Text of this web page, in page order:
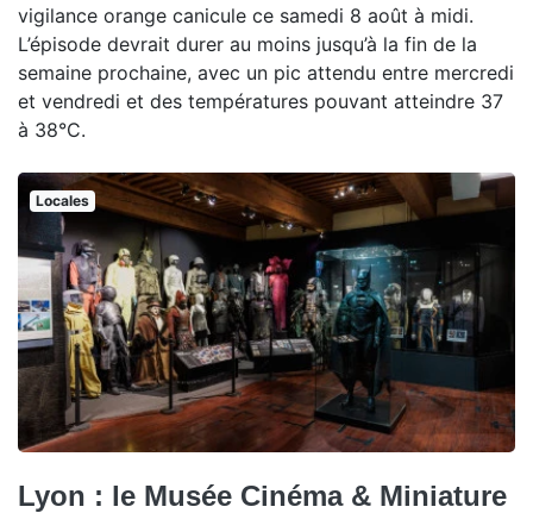
vigilance orange canicule ce samedi 8 août à midi.
L’épisode devrait durer au moins jusqu’à la fin de la
semaine prochaine, avec un pic attendu entre mercredi
et vendredi et des températures pouvant atteindre 37
à 38°C.
Locales
Lyon : le Musée Cinéma & Miniature